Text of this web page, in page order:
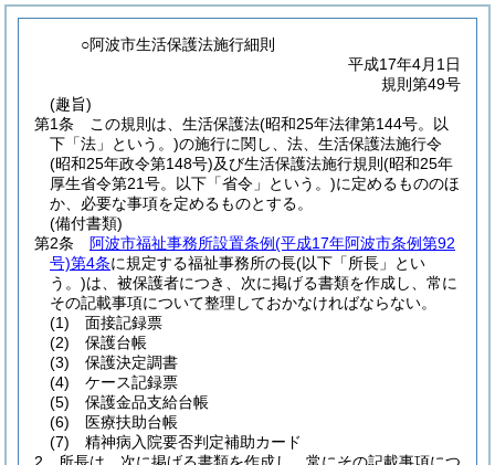
○阿波市生活保護法施行細則
平成17年4月1日
規則第49号
(趣旨)
第1条
この規則は、生活保護法(昭和25年法律第144号。以
下「法」という。)の施行に関し、法、生活保護法施行令
(昭和25年政令第148号)及び生活保護法施行規則 (昭和25年
厚生省令第21号。以下「省令」という。)に定めるもののほ
か、必要な事項を定めるものとする。
(備付書類)
第2条
阿波市福祉事務所設置条例(平成17年阿波市条例第92
号)第4条に規定する福祉事務所の長(以下「所長」とい
う。)は、被保護者につき、次に掲げる書類を作成し、常に
その記載事項について整理しておかなければならない。
(1)
面接記録票
(2)
保護台帳
(3)
保護決定調書
(4)
ケース記録票
(5)
保護金品支給台帳
(6)
医療扶助台帳
(7)
精神病入院要否判定補助カード